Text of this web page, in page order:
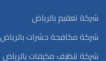
شركة تعقيم بالرياض
شركة مكافحة حشرات بالرياض
شركة تنظيف مكيفات بالرياض